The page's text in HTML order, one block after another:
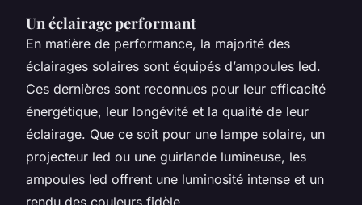
Un éclairage performant
En matière de performance, la majorité des
éclairages solaires sont équipés d’ampoules led.
Ces dernières sont reconnues pour leur efficacité
énergétique, leur longévité et la qualité de leur
éclairage. Que ce soit pour une lampe solaire, un
projecteur led ou une guirlande lumineuse, les
ampoules led offrent une luminosité intense et un
rendu des couleurs fidèle.